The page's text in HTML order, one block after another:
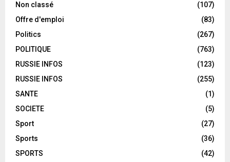
Non classé
(107)
Offre d'emploi
(83)
Politics
(267)
POLITIQUE
(763)
RUSSIE INFOS
(123)
RUSSIE INFOS
(255)
SANTE
(1)
SOCIETE
(5)
Sport
(27)
Sports
(36)
SPORTS
(42)